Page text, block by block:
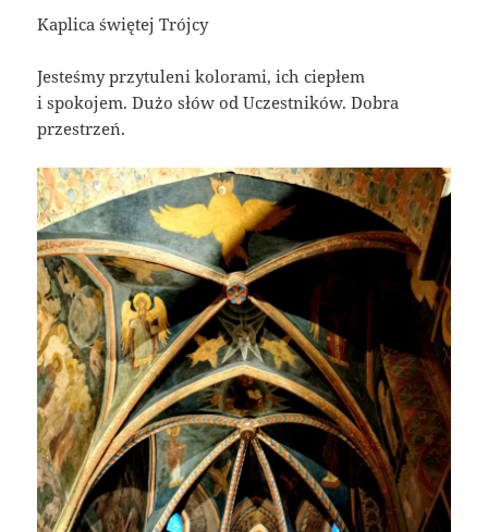
Kaplica świętej Trójcy
Jesteśmy przytuleni kolorami, ich ciepłem
i spokojem. Dużo słów od Uczestników. Dobra
przestrzeń.